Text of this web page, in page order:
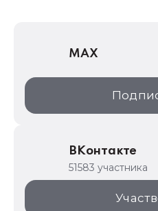
1С:Дистрибьюция
1С:Образование
ИТС.1C.ru
1С:Торговая площадка
MAX
ВКонтакте
51583 участника